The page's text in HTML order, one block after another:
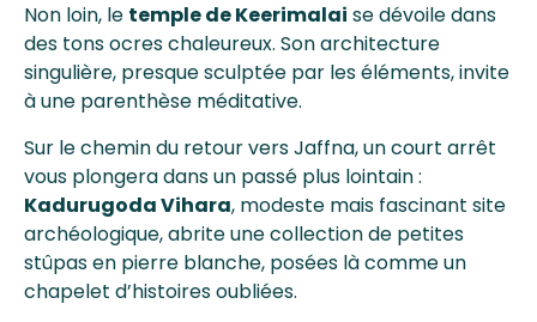
Non loin, le temple de Keerimalai se dévoile dans
des tons ocres chaleureux. Son architecture
singulière, presque sculptée par les éléments, invite
à une parenthèse méditative.
Sur le chemin du retour vers Jaffna, un court arrêt
vous plongera dans un passé plus lointain :
Kadurugoda Vihara, modeste mais fascinant site
archéologique, abrite une collection de petites
stûpas en pierre blanche, posées là comme un
chapelet d’histoires oubliées.